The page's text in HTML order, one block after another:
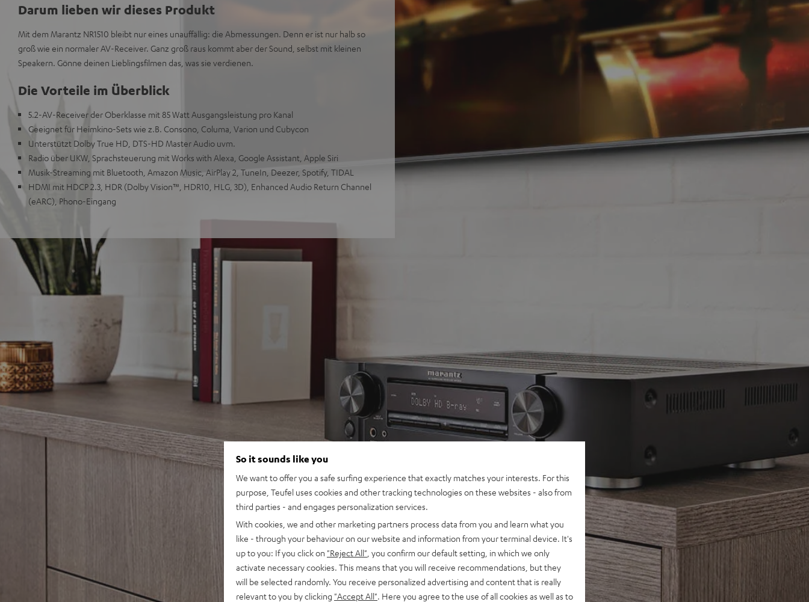
Darum lieben wir dieses Produkt
Mit dem Marantz NR1510 bleibt nur eines unauffällig: die Abmessungen. Denn er ist nur halb so
groß wie ein normaler AV-Receiver. Ganz groß raus kommt aber der Sound, selbst mit kleinen
Speakern. Gönne deinen Lieblingsfilmen das, was sie verdienen.
Die Vorteile im Überblick
5.2-AV-Receiver der Oberklasse mit 85 Watt Ausgangsleistung pro Kanal
Geeignet für Heimkino-Sets wie z.B. Consono, Columa, Varion und Cubycon
Unterstützt Dolby True HD, DTS-HD Master Audio uvm.
Radio über UKW, Sprachsteuerung mit Works with Alexa, Google Assistant, Apple Siri
Musik-Streaming mit Bluetooth, Amazon Music, AirPlay 2, TuneIn, Deezer, Spotify, TIDAL
HDMI mit HDCP 2.3, HDR (Dolby Vision™, HDR10, HLG, 3D), Enhanced Audio Return Channel
(eARC), Phono-Eingang
So it sounds like you
We want to offer you a safe surfing experience that exactly matches your interests. For this
purpose, Teufel uses cookies and other tracking technologies on these websites - also from
third parties - and engages personalization services.
With cookies, we and other marketing partners process data from you and learn what you
like - through your behaviour on our website and information from your terminal device. It's
up to you: If you click on "Reject All" , you confirm our default setting, in which we only
activate necessary cookies. This means that you will receive recommendations, but they
will be selected randomly. You receive personalized advertising and content that is really
relevant to you by clicking "Accept All" . Here you agree to the use of all cookies as well as to